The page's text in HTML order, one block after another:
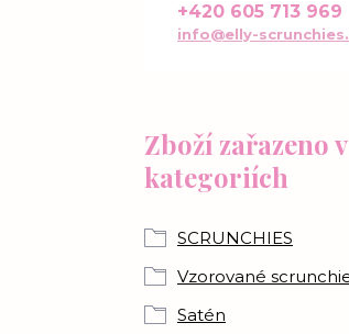
Zboží zařazeno v
kategoriích
SCRUNCHIES
Vzorované
Satén
+420 605 713 969
info@elly-